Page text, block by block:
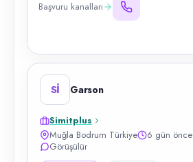
Başvuru kanalları
Sİ Garson
Simitplus
Muğla Bodrum Türkiye
6 gün önce
Görüşülür